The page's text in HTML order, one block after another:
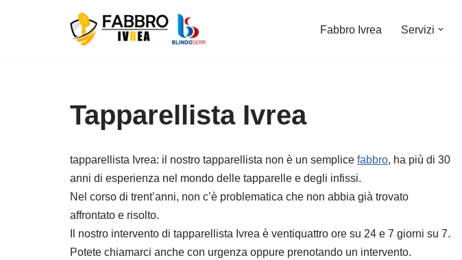
Fabbro Ivrea Servizi
Tapparellista Ivrea
tapparellista Ivrea: il nostro tapparellista non è un semplice fabbro, ha più di 30
anni di esperienza nel mondo delle tapparelle e degli infissi.
Nel corso di trent’anni, non c’è problematica che non abbia già trovato
affrontato e risolto.
Il nostro intervento di tapparellista Ivrea è ventiquattro ore su 24 e 7 giorni su 7.
Potete chiamarci anche con urgenza oppure prenotando un intervento.